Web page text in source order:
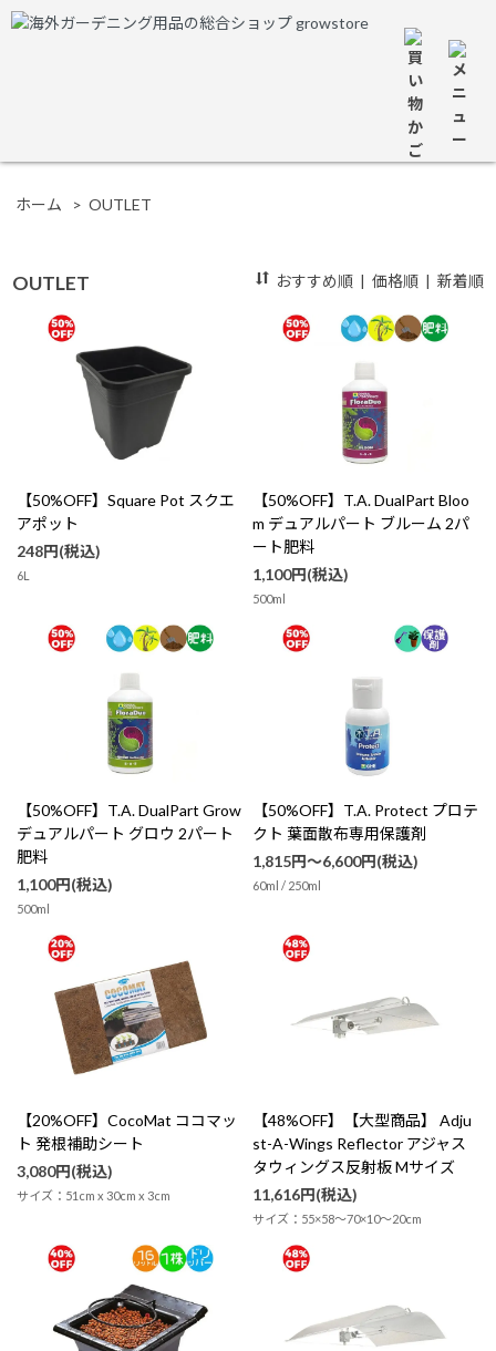
ホーム > OUTLET
OUTLET おすすめ順| 価格順| 新着順
【50%OFF】Square Pot スクエ
アポット
248円(税込)
6L
【50%OFF】T.A. DualPart Bloo
m デュアルパート ブルーム 2パ
ート肥料
1,100円(税込)
500ml
【50%OFF】T.A. DualPart Grow
デュアルパート グロウ 2パート
肥料
1,100円(税込)
500ml
【50%OFF】T.A. Protect プロテ
クト 葉面散布専用保護剤
1,815円～6,600円(税込)
60ml / 250ml
【20%OFF】CocoMat ココマッ
ト 発根補助シート
3,080円(税込)
サイズ：51cm x 30cm x 3cm
【48%OFF】【大型商品】 Adju
st-A-Wings Reflector アジャス
タウィングス反射板 Mサイズ
11,616円(税込)
サイズ：55×58～70×10～20cm